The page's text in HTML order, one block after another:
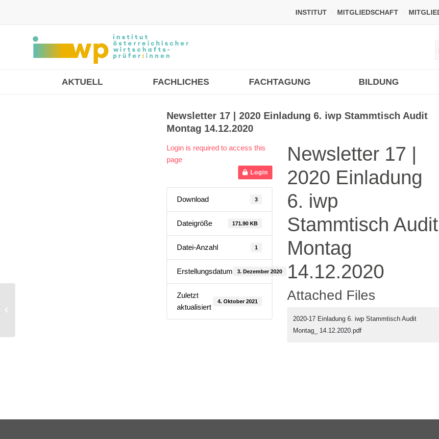
INSTITUT MITGLIEDSCHAFT
AKTUELL FACHLICHES FACHTAGUNG BILDUNG
Newsletter 17 | 2020 Einladung 6. iwp Stammtisch Audit
Montag 14.12.2020
Login is required to access this
page
Login
Download 3
Dateigröße 171.90 KB
Datei-Anzahl 1
Erstellungsdatum 3. Dezember 2020
Zuletzt
aktualisiert
4. Oktober 2021
Newsletter 17 |
2020 Einladung
6. iwp
Stammtisch Audit
Montag
14.12.2020
Attached Files
2020-17 Einladung 6. iwp Stammtisch Audit
Montag_ 14.12.2020.pdf